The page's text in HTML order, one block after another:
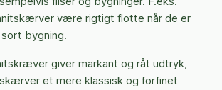
være rigtigt flotte når de er
bygning.
giver markant og råt udtryk,
et mere klassisk og forfinet